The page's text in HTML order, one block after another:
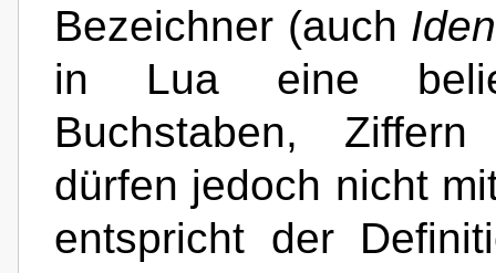
Bezeichner (auch
in Lua eine
Buchstaben,
dürfen jedoch nicht
entspricht der